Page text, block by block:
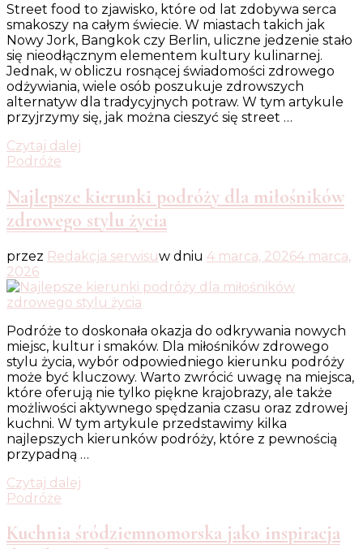
Street food to zjawisko, które od lat zdobywa serca
smakoszy na całym świecie. W miastach takich jak
Nowy Jork, Bangkok czy Berlin, uliczne jedzenie stało
się nieodłącznym elementem kultury kulinarnej.
Jednak, w obliczu rosnącej świadomości zdrowego
odżywiania, wiele osób poszukuje zdrowszych
alternatyw dla tradycyjnych potraw. W tym artykule
przyjrzymy się, jak można cieszyć się street …
Czytaj dalej
Podróże
Najlepsze kierunki podróży dla miłośników
zdrowego stylu życia
przez Redakcja serwisuw dniu 4 marca, 20264 marca,
2026
Podróże to doskonała okazja do odkrywania nowych
miejsc, kultur i smaków. Dla miłośników zdrowego
stylu życia, wybór odpowiedniego kierunku podróży
może być kluczowy. Warto zwrócić uwagę na miejsca,
które oferują nie tylko piękne krajobrazy, ale także
możliwości aktywnego spędzania czasu oraz zdrowej
kuchni. W tym artykule przedstawimy kilka
najlepszych kierunków podróży, które z pewnością
przypadną …
Czytaj dalej
Podróże
Kuchnia śródziemnomorska jako inspiracja